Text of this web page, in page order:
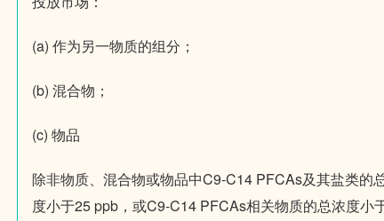
(a) 作为另一物质的组分；
(b) 混合物；
(c) 物品
除非物质、混合物或物品中C9-C14 PFCAs及其盐类的
度小于25 ppb，或C9-C14 PFCAs相关物质的总浓度小